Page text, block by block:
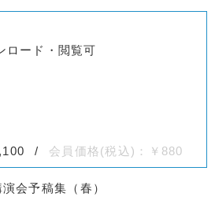
ロード・閲覧可
会員価格(税込)：￥880
会予稿集（春）